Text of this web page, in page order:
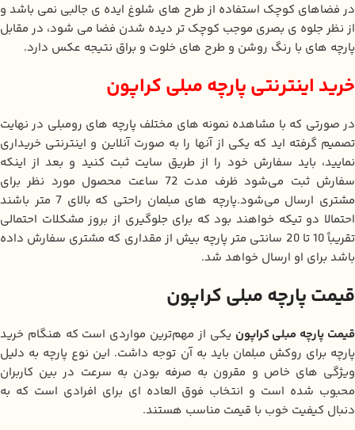
در فضاهای کوچک استفاده از طرح های شلوغ ایده ی جالبی نمی باشد و
از نظر جلوه ی بصری موجب کوچک تر دیده شدن فضا می شود، در مقابل
پارچه های با رنگ روشن و طرح های خلوت و براق نتیجه عکس دارد.
خرید اینترنتی پارچه مبلی کراپون
در صورتی که با مشاهده نمونه های مختلف پارچه های رومبلی در نهایت
تصمیم گرفته اید که یکی از آنها را به صورت آنلاین و اینترنتی خریداری
نمایید، باید سفارش خود را از طریق سایت ثبت کنید و بعد از اینکه
سفارش ثبت می‌شود ظرف مدت 72 ساعت محصول مورد نظر برای
مشتری ارسال می‌شود.پارچه های مبلمان راحتی که بالای 7 متر باشند
احتمالا دو تیکه خواهند بود که برای جلوگیری از بروز مشکلات احتمالی
تقریباً 10 تا 20 سانتی متر پارچه بیش از مقداری که مشتری سفارش داده
باشد برای او ارسال خواهد شد.
قیمت پارچه مبلی کراپون
قیمت پارچه مبلی کراپون یکی از مهم‌ترین مواردی است که هنگام خرید
پارچه برای روکش مبلمان باید به آن توجه داشت. این نوع پارچه به دلیل
ویژگی‌ های خاص و مقرون‌ به‌ صرفه بودن به سرعت در بین کاربران
محبوب شده است و انتخاب فوق‌ العاده‌ ای برای افرادی است که به
دنبال کیفیت خوب با قیمت مناسب هستند.